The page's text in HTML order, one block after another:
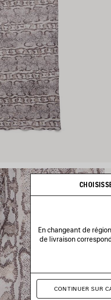
En changeant de
de livraison
CONTINUER SUR